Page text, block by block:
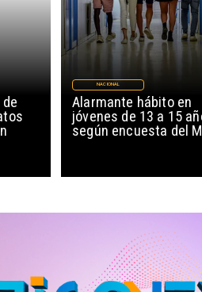
Alarmante hábito en
jóvenes de 13 a 15
según encuesta del
NACIONAL